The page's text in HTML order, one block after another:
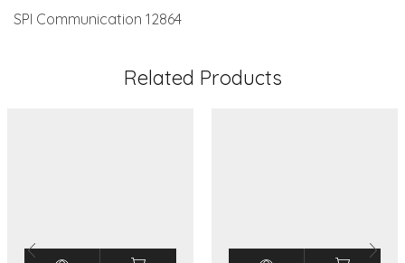
SPI Communication 12864
Related Products